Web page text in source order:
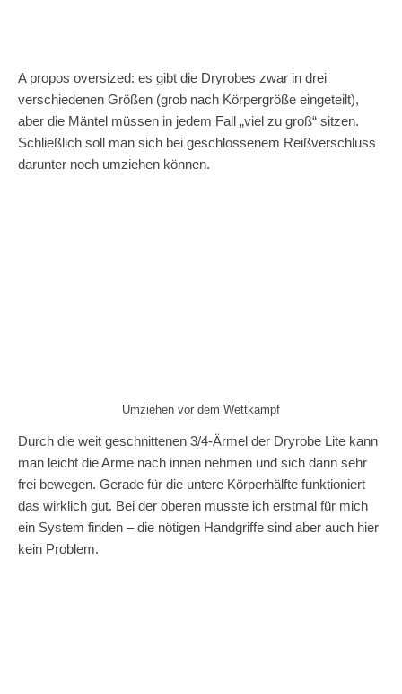
A propos oversized: es gibt die Dryrobes zwar in drei
verschiedenen Größen (grob nach Körpergröße eingeteilt),
aber die Mäntel müssen in jedem Fall „viel zu groß“ sitzen.
Schließlich soll man sich bei geschlossenem Reißverschluss
darunter noch umziehen können.
Umziehen vor dem Wettkampf
Durch die weit geschnittenen 3/4-Ärmel der Dryrobe Lite kann
man leicht die Arme nach innen nehmen und sich dann sehr
frei bewegen. Gerade für die untere Körperhälfte funktioniert
das wirklich gut. Bei der oberen musste ich erstmal für mich
ein System finden – die nötigen Handgriffe sind aber auch hier
kein Problem.